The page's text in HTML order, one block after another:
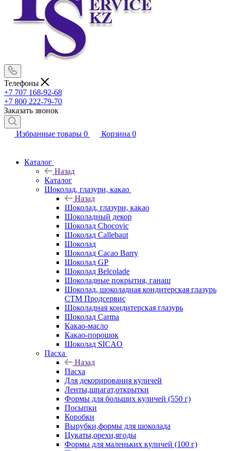
Телефоны
+7 707 168-92-68
+7 800 222-79-70
Заказать звонок
Избранные товары 0 Корзина 0
Каталог
Назад
Каталог
Шоколад, глазури, какао
Назад
Шоколад, глазури, какао
Шоколадный декор
Шоколад Chocovic
Шоколад Callebaut
Шоколад
Шоколад Cacao Barry
Шоколад GP
Шоколад Belcolade
Шоколадные покрытия, ганаш
Шоколад, шоколадная кондитерская глазурь
СТМ Продсервис
Шоколадная кондитерская глазурь
Шоколад Carma
Какао-масло
Какао-порошок
Шоколад SICAO
Пасха
Назад
Пасха
Для декорирования куличей
Ленты,шпагат,открытки
Формы для больших куличей (550 г)
Посыпки
Коробки
Вырубки,формы для шоколада
Цукаты,орехи,ягоды
Формы для маленьких куличей (100 г)